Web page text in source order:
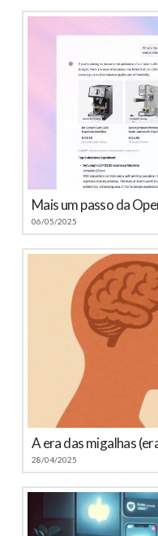
06/05/2025
A era das migalhas
28/04/2025